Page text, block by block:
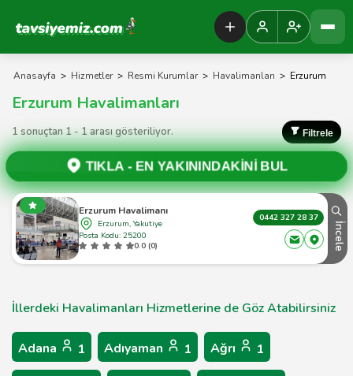
Tavsiyemiz Anasayfa
Anasayfa > Hizmetler > Resmi Kurumlar > Havalimanları > Erzurum
Erzurum Havalimanları
1 sonuçtan 1 - 1 arası gösteriliyor. Filtrele
TIKLA - EN YAKININDAKİNİ BUL
Erzurum Havalimanı
Erzurum, Yakutiye
Posta Kodu: 25200
0.0 (0)
0442 327 28 37
İncele
İllerdeki Havalimanları Hizmetlerine de Göz Atabilirsiniz
Adana 1 Adıyaman 1 Ağrı 1